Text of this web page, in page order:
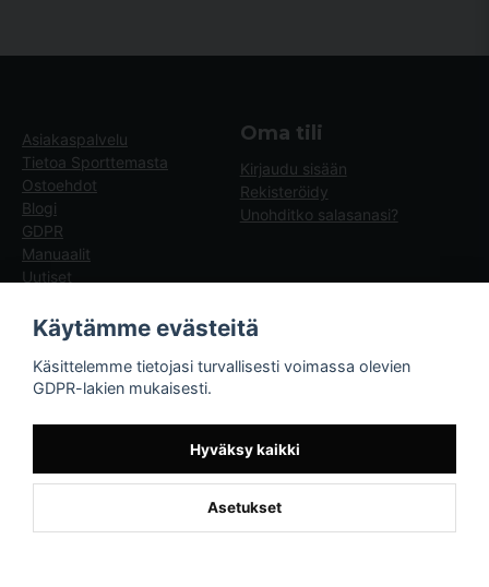
Asiakaspalvelu
Tietoa Sporttemasta
Ostoehdot
Blogi
GDPR
Manuaalit
Uutiset
Oma tili
Kirjaudu sisään
Rekisteröidy
Unohditko salasanasi?
Sporttema
Drottninggatan 47
Käytämme evästeitä
Käsittelemme tietojasi turvallisesti voimassa olevien
GDPR-lakien mukaisesti.
Hyväksy kaikki
Asetukset